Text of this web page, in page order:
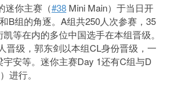
迷你主赛（#38 Mini Main）于当日开
B组的角逐。A组共250人次参赛，35
等在内的多位中国选手在本组晋级。
晋级，郭东剑以本组CL身份晋级，一
安等。迷你主赛Day 1还有C组与D
进行。